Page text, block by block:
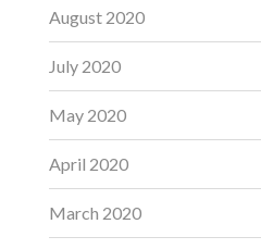
August 2020
July 2020
May 2020
April 2020
March 2020